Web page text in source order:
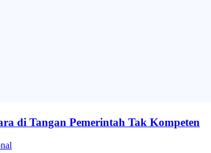
di Tangan Pemerintah Tak Kompeten